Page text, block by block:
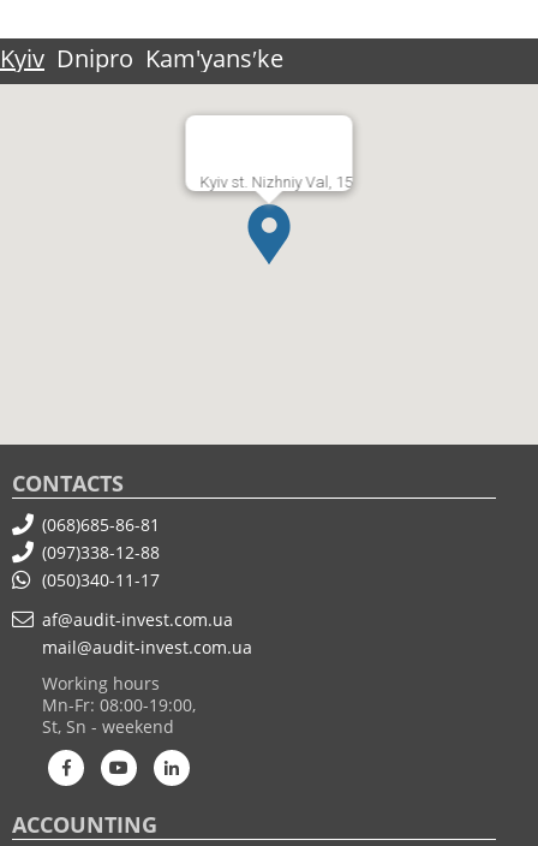
Kyiv Dnipro Kam'yansʹke
Kyiv st. Nizhniy Val, 15
CONTACTS
(068)685-86-81
(097)338-12-88
(050)340-11-17
af@audit-invest.com.ua
mail@audit-invest.com.ua
Working hours
Mn-Fr: 08:00-19:00,
St, Sn - weekend
ACCOUNTING